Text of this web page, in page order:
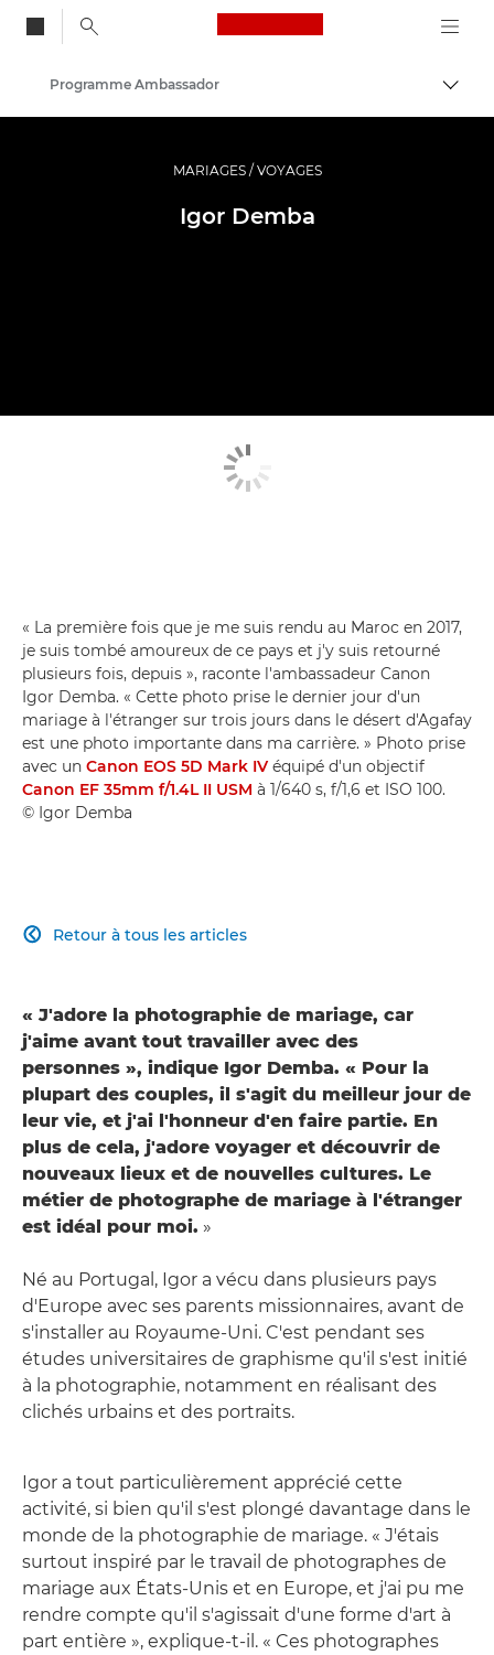
Canon Logo, back
Vidéo et photographie professionnelles
Programme Ambassador
MARIAGES / VOYAGES
Igor Demba
« La première fois que je me suis rendu au Maroc en 2017,
je suis tombé amoureux de ce pays et j'y suis retourné
plusieurs fois, depuis », raconte l'ambassadeur Canon
Igor Demba. « Cette photo prise le dernier jour d'un
mariage à l'étranger sur trois jours dans le désert d'Agafay
est une photo importante dans ma carrière. » Photo prise
avec un Canon EOS 5D Mark IV équipé d'un objectif
Canon EF 35mm f/1.4L II USM à 1/640 s, f/1,6 et ISO 100.
© Igor Demba
Retour à tous les articles

« J'adore la photographie de mariage, car
j'aime avant tout travailler avec des
personnes », indique Igor Demba. « Pour la
plupart des couples, il s'agit du meilleur jour de
leur vie, et j'ai l'honneur d'en faire partie. En
plus de cela, j'adore voyager et découvrir de
nouveaux lieux et de nouvelles cultures. Le
métier de photographe de mariage à l'étranger
est idéal pour moi. »
Né au Portugal, Igor a vécu dans plusieurs pays
d'Europe avec ses parents missionnaires, avant de
s'installer au Royaume-Uni. C'est pendant ses
études universitaires de graphisme qu'il s'est initié
à la photographie, notamment en réalisant des
clichés urbains et des portraits.
Igor a tout particulièrement apprécié cette
activité, si bien qu'il s'est plongé davantage dans le
monde de la photographie de mariage. « J'étais
surtout inspiré par le travail de photographes de
mariage aux États-Unis et en Europe, et j'ai pu me
rendre compte qu'il s'agissait d'une forme d'art à
part entière », explique-t-il. « Ces photographes